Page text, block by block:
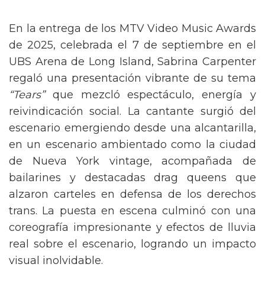
En la entrega de los MTV Video Music Awards
de 2025, celebrada el 7 de septiembre en el
UBS Arena de Long Island, Sabrina Carpenter
regaló una presentación vibrante de su tema
“Tears”que mezcló espectáculo, energía y
reivindicación social. La cantante surgió del
escenario emergiendo desde una alcantarilla,
en un escenario ambientado como la ciudad
de Nueva York vintage, acompañada de
bailarines y destacadas drag queens que
alzaron carteles en defensa de los derechos
trans. La puesta en escena culminó con una
coreografía impresionante y efectos de lluvia
real sobre el escenario, logrando un impacto
visual inolvidable.